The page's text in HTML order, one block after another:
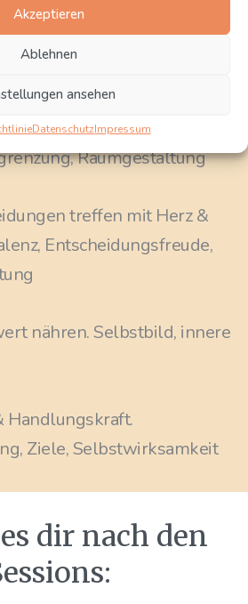
Akzeptieren
Ablehnen
ansehen
DatenschutzImpressum
Stimme hören. Intuition,
setzen – Räume öffnen.
Raumgestaltung
treffen mit Herz &
Entscheidungsfreude,
nähren. Selbstbild, innere
Handlungskraft.
Ziele, Selbstwirksamkeit
dir nach den